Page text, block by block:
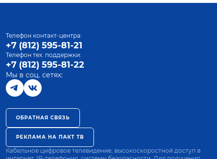
Телефон контакт-центра:
+7 (812) 595-81-21
Телефон тех. поддержки:
+7 (812) 595-81-22
Мы в соц. сетях:
ОБРАТНАЯ СВЯЗЬ
РЕКЛАМА НА ПАКТ ТВ
Кабельное цифровое телевидение, высокоскоростной доступ в